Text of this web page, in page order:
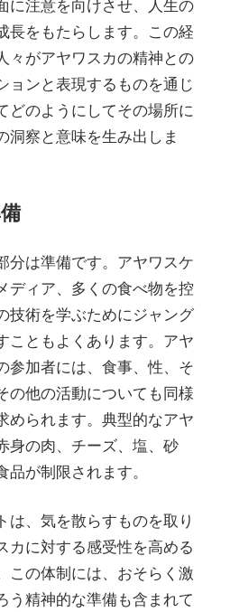
に注意を向けさせ、人生の
長をもたらします。この経
々がアヤワスカの精神との
ョンと表現するものを通じ
どのようにしてその場所に
洞察と意味を生み出しま
分は準備です。アヤワスケ
ディア、多くの食べ物を控
技術を学ぶためにジャング
こともよくあります。アヤ
参加者には、食事、性、そ
の他の活動についても同様
められます。典型的なアヤ
身の肉、チーズ、塩、砂
が制限されます。
は、気を散らすものを取り
カに対する感受性を高める
この体制には、おそらく激
う精神的な準備も含まれて